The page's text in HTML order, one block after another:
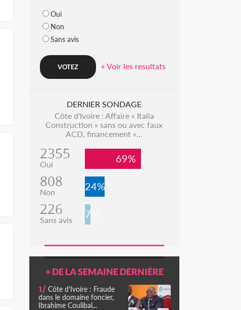
Oui
Non
Sans avis
+ Voir les resultats
DERNIER SONDAGE
Côte d'Ivoire : Affaire « Italia
Construction » sans ou avec faux
ACD, financement «...
2355
Oui 69%
808
Non 24%
226
Sans avis 7%
+ DE LA SEMAINE DERNIÈRE
1/ Côte d'Ivoire : Fraude
dans le domaine foncier,
Ibrahime Coulibal...